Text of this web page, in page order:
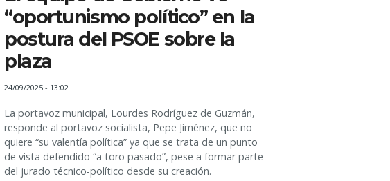
“oportunismo político” en la
postura del PSOE sobre la
plaza
24/09/2025 - 13:02
La portavoz municipal, Lourdes Rodríguez de Guzmán,
responde al portavoz socialista, Pepe Jiménez, que no
quiere “su valentía política” ya que se trata de un punto
de vista defendido “a toro pasado”, pese a formar parte
del jurado técnico-político desde su creación.